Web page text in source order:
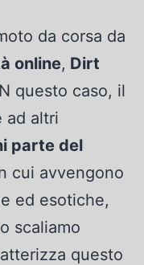
da corsa da
online, Dirt
questo caso, il
ad altri
parte del
cui avvengono
ed esotiche,
scaliamo
questo